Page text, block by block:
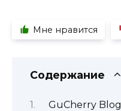
Мне нравится
Содержание
GuCherry Blog